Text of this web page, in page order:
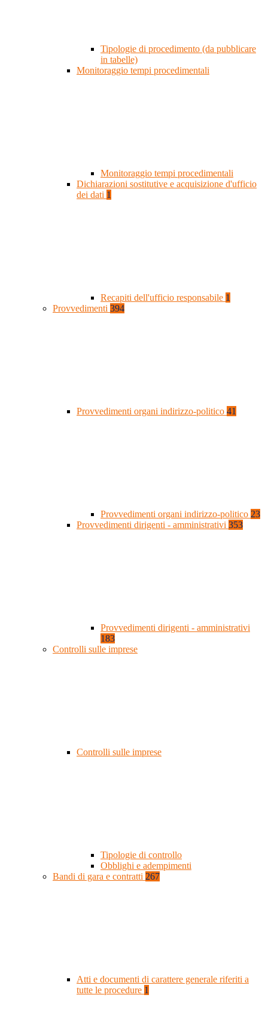
Tipologie di procedimento (da pubblicare
in tabelle)
Monitoraggio tempi procedimentali
Monitoraggio tempi procedimentali
Dichiarazioni sostitutive e acquisizione d'ufficio
dei dati 1
Recapiti dell'ufficio responsabile 1
Provvedimenti 394
Provvedimenti organi indirizzo-politico 41
Provvedimenti organi indirizzo-politico 23
Provvedimenti dirigenti - amministrativi 353
Provvedimenti dirigenti - amministrativi
183
Controlli sulle imprese
Controlli sulle imprese
Tipologie di controllo
Obblighi e adempimenti
Bandi di gara e contratti 267
Atti e documenti di carattere generale riferiti a
tutte le procedure 1